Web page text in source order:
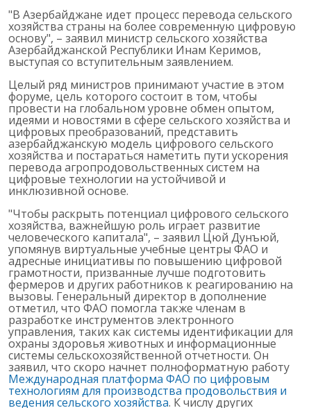
"В Азербайджане идет процесс перевода сельского
хозяйства страны на более современную цифровую
основу", – заявил министр сельского хозяйства
Азербайджанской Республики Инам Керимов,
выступая со вступительным заявлением.
Целый ряд министров принимают участие в этом
форуме, цель которого состоит в том, чтобы
провести на глобальном уровне обмен опытом,
идеями и новостями в сфере сельского хозяйства и
цифровых преобразований, представить
азербайджанскую модель цифрового сельского
хозяйства и постараться наметить пути ускорения
перевода агропродовольственных систем на
цифровые технологии на устойчивой и
инклюзивной основе.
"Чтобы раскрыть потенциал цифрового сельского
хозяйства, важнейшую роль играет развитие
человеческого капитала", – заявил Цюй Дунъюй,
упомянув виртуальные учебные центры ФАО и
адресные инициативы по повышению цифровой
грамотности, призванные лучше подготовить
фермеров и других работников к реагированию на
вызовы. Генеральный директор в дополнение
отметил, что ФАО помогла также членам в
разработке инструментов электронного
управления, таких как системы идентификации для
охраны здоровья животных и информационные
системы сельскохозяйственной отчетности. Он
заявил, что скоро начнет полноформатную работу
Международная платформа ФАО по цифровым
технологиям для производства продовольствия и
ведения сельского хозяйства. К числу других